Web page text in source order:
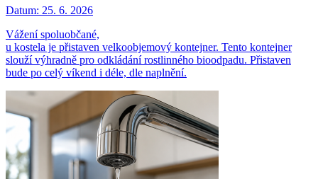
Datum: 25. 6. 2026
Vážení spoluobčané,
u kostela je přistaven velkoobjemový kontejner. Tento kontejner
slouží výhradně pro odkládání rostlinného bioodpadu. Přistaven
bude po celý víkend i déle, dle naplnění.